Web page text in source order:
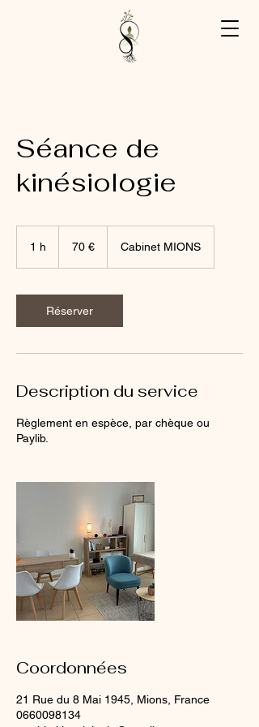
Séance de
kinésiologie
1 h 70 € Cabinet MIONS
Réserver
Description du service
Règlement en espèce, par chèque ou
Paylib.
Coordonnées
21 Rue du 8 Mai 1945, Mions, France
0660098134